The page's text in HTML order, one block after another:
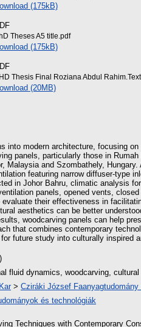
(175kB)
Theses A5 title.pdf
(175kB)
Thesis Final Roziana Abdul
(20MB)
modern architecture, focusing
panels, particularly those in
and Szombathely,
featuring narrow diffuser-type
in Johor Bahru, climatic analysis
panels, opened vents,
their effectiveness in
aesthetics can be better
woodcarving panels can help
that combines contemporary
future study into culturally inspired
fluid dynamics, woodcarving, cultural
> Cziráki József
és technológiák
Techniques with Contemporary